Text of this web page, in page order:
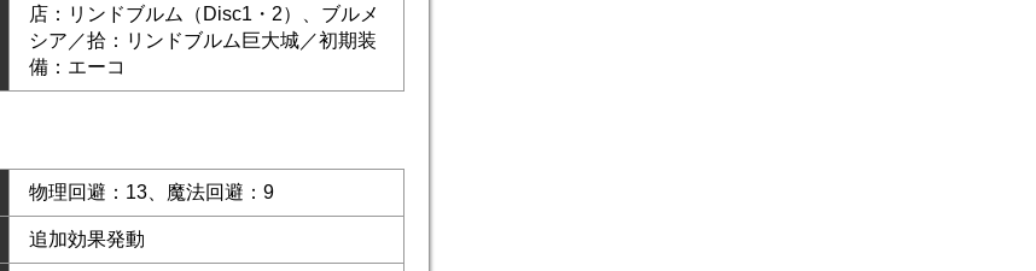
店：リンドブルム（Disc1・2）、ブルメ
シア／拾：リンドブルム巨大城／初期装
備：エーコ
物理回避：13、魔法回避：9
追加効果発動